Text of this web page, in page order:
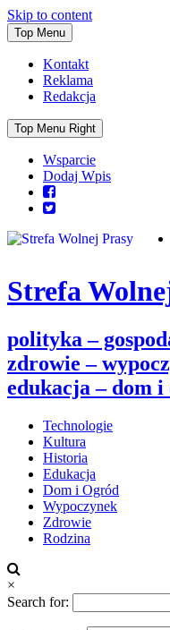
Skip to content
Top Menu
Kontakt
Reklama
Redakcja
Top Menu Right
Wsparcie
Dodaj Wpis
Strefa
polityka –
zdrowie –
edukacja – dom i
Technologie
Kultura
Historia
Edukacja
Dom i Ogród
Wypoczynek
Zdrowie
Rodzina
×
Search for: